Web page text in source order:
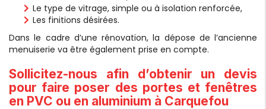
Le type de vitrage, simple ou à isolation renforcée,
Les finitions désirées.
Dans le cadre d’une rénovation, la dépose de l’ancienne
menuiserie va être également prise en compte.
Sollicitez-nous afin d’obtenir un devis
pour faire poser des portes et fenêtres
en PVC ou en aluminium à Carquefou